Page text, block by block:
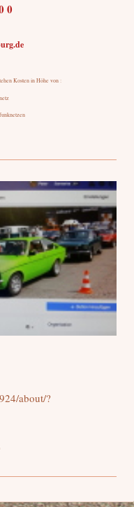
0
Kosten in Höhe von :
about/?